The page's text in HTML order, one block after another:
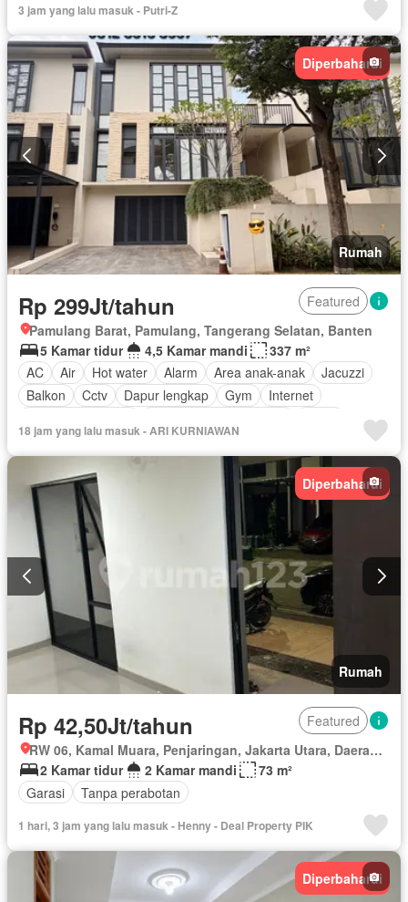
3 jam yang lalu masuk - Putri-Z
Diperbaharui
Rumah
Rp 299Jt/tahun
Featured
Pamulang Barat, Pamulang, Tangerang Selatan, Banten
5 Kamar tidur
4,5 Kamar mandi
337 m²
AC
Air Hot water Alarm Area anak-anak
Jacuzzi
Balkon
Cctv Dapur lengkap Gym
Internet
Secure parking
Pemanasan Spa
Taman atap
Televisi Panggang
Teras
Halaman
Wifi Tanpa perabotan
18 jam yang lalu masuk - ARI KURNIAWAN
Diperbaharui
Rumah
Rp 42,50Jt/tahun
Featured
RW 06, Kamal Muara, Penjaringan, Jakarta Utara, Daerah Khusus Ibukota Jakarta
2 Kamar tidur
2 Kamar mandi
73 m²
Garasi
Tanpa perabotan
1 hari, 3 jam yang lalu masuk - Henny - Deal Property PIK
Diperbaharui